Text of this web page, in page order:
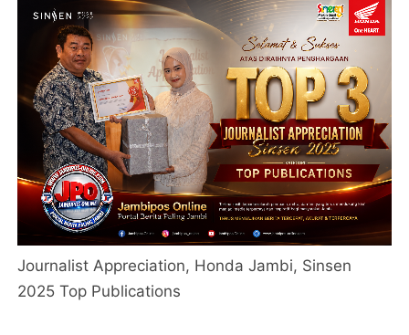
Journalist Appreciation, Honda Jambi, Sinsen
2025 Top Publications